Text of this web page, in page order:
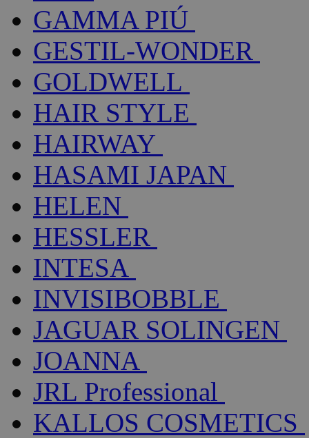
GAMMA PIÚ
GESTIL-WONDER
GOLDWELL
HAIR STYLE
HAIRWAY
HASAMI JAPAN
HELEN
HESSLER
INTESA
INVISIBOBBLE
JAGUAR SOLINGEN
JOANNA
JRL Professional
KALLOS COSMETICS